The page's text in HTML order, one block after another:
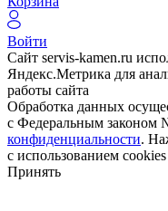
Войти
Сайт servis-kamen.ru
Яндекс.Метрика для
работы сайта
Обработка данных
с Федеральным
конфиденциальности.
с использованием
Принять